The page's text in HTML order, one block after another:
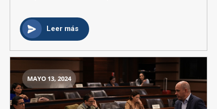
Leer más
MAYO 13, 2024